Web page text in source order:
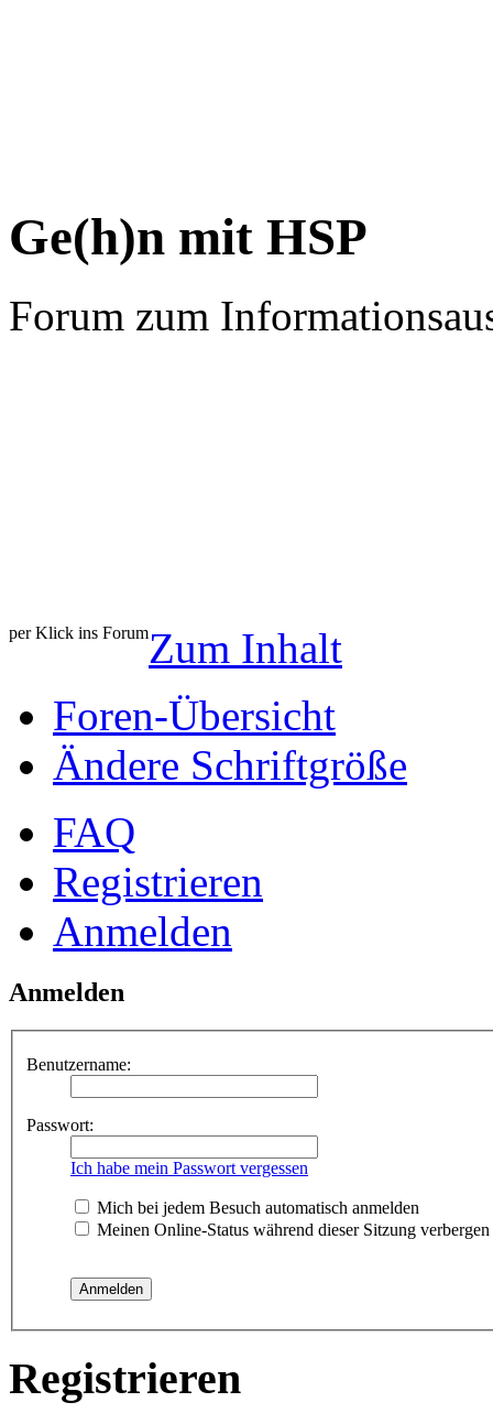
Ge(h)n mit HSP
Forum zum
per Klick ins ForumZum Inhalt
Foren-Übersicht
Ändere Schriftgröße
FAQ
Registrieren
Anmelden
Anmelden
Benutzername:
Passwort:
Ich habe mein Passwort vergessen
Mich bei jedem Besuch automatisch anmelden
Meinen Online-Status während dieser Sitzung verbergen
Registrieren